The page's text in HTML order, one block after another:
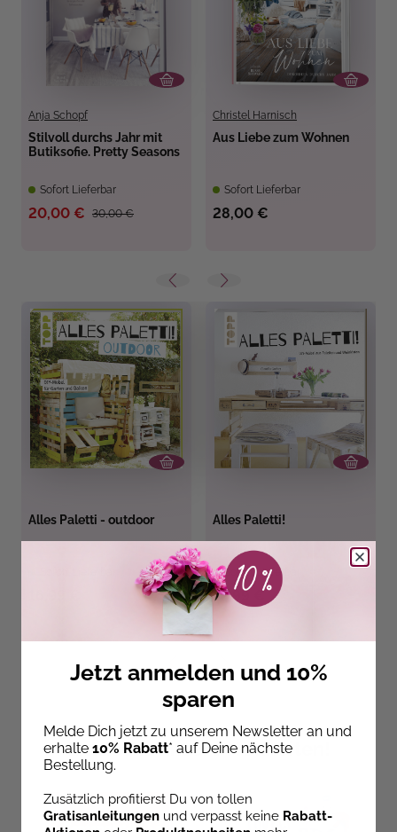
Anja Schopf
Stilvoll durchs Jahr mit
Butiksofie. Pretty Seasons
Sofort Lieferbar
30,00 €
20,00 €
Christel Harnisch
Aus Liebe zum Wohnen
Sofort Lieferbar
28,00 €
Alles Paletti - outdoor Alles Paletti!
Sofort Lieferbar
16,99 €
Entdecke unsere Neuheiten!
Jetzt anmelden und 10%
sparen
Melde Dich jetzt zu unserem Newsletter an und
erhalte 10% Rabatt* auf Deine nächste
Bestellung.
Zusätzlich profitierst Du von tollen
Gratisanleitungen und verpasst keine Rabatt-